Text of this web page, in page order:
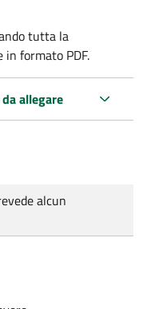
tutta la
formato PDF.
allegare
alcun